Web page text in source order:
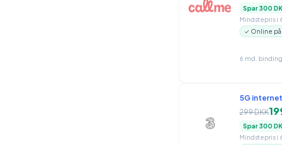
Spar 300
Mindstepris i
✓ Online på
6 md. binding
5G internet
299 DKK
Spar 300
Mindstepris i